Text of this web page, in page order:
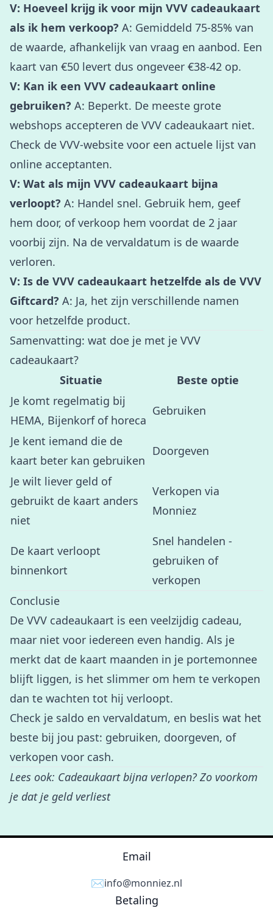
V: Hoeveel krijg ik voor mijn VVV cadeaukaart
als ik hem verkoop? A: Gemiddeld 75-85% van
de waarde, afhankelijk van vraag en aanbod. Een
kaart van €50 levert dus ongeveer €38-42 op.
V: Kan ik een VVV cadeaukaart online
gebruiken? A: Beperkt. De meeste grote
webshops accepteren de VVV cadeaukaart niet.
Check de VVV-website voor een actuele lijst van
online acceptanten.
V: Wat als mijn VVV cadeaukaart bijna
verloopt? A: Handel snel. Gebruik hem, geef
hem door, of verkoop hem voordat de 2 jaar
voorbij zijn. Na de vervaldatum is de waarde
verloren.
V: Is de VVV cadeaukaart hetzelfde als de VVV
Giftcard? A: Ja, het zijn verschillende namen
voor hetzelfde product.
Samenvatting: wat doe je met je VVV
cadeaukaart?
Situatie
Beste optie
Je komt regelmatig bij
HEMA, Bijenkorf of horeca
Gebruiken
Je kent iemand die de
kaart beter kan gebruiken
Doorgeven
Je wilt liever geld of
gebruikt de kaart anders
niet
Verkopen via
Monniez
De kaart verloopt
binnenkort
Snel handelen -
gebruiken of
verkopen
Conclusie
De VVV cadeaukaart is een veelzijdig cadeau,
maar niet voor iedereen even handig. Als je
merkt dat de kaart maanden in je portemonnee
blijft liggen, is het slimmer om hem te verkopen
dan te wachten tot hij verloopt.
Check je saldo en vervaldatum, en beslis wat het
beste bij jou past: gebruiken, doorgeven, of
verkopen voor cash.
Lees ook: Cadeaukaart bijna verlopen? Zo voorkom
je dat je geld verliest
Email
✉️info@monniez.nl
Betaling